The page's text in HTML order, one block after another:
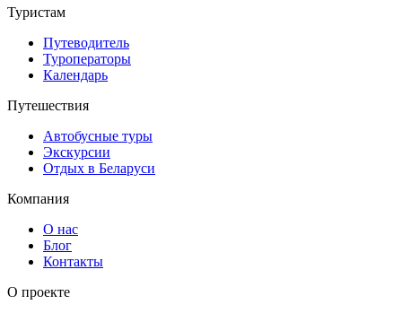
Туристам
Путеводитель
Туроператоры
Календарь
Путешествия
Автобусные туры
Экскурсии
Отдых в Беларуси
Компания
О нас
Блог
Контакты
О проекте